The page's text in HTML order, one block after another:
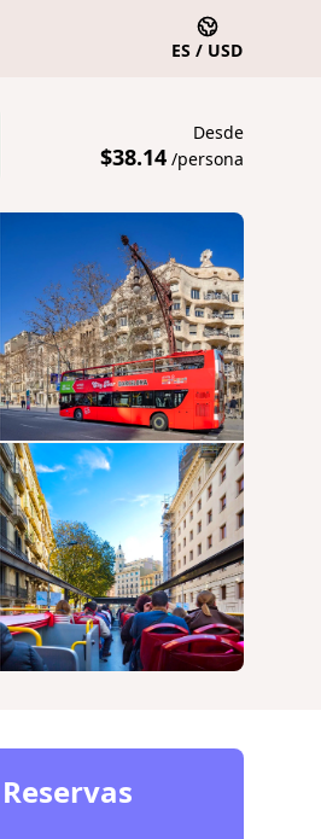
ES / USD
Desde
$38.14 /persona